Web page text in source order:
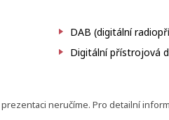
DAB (digitální
Digitální přístrojová
neručíme. Pro detailní